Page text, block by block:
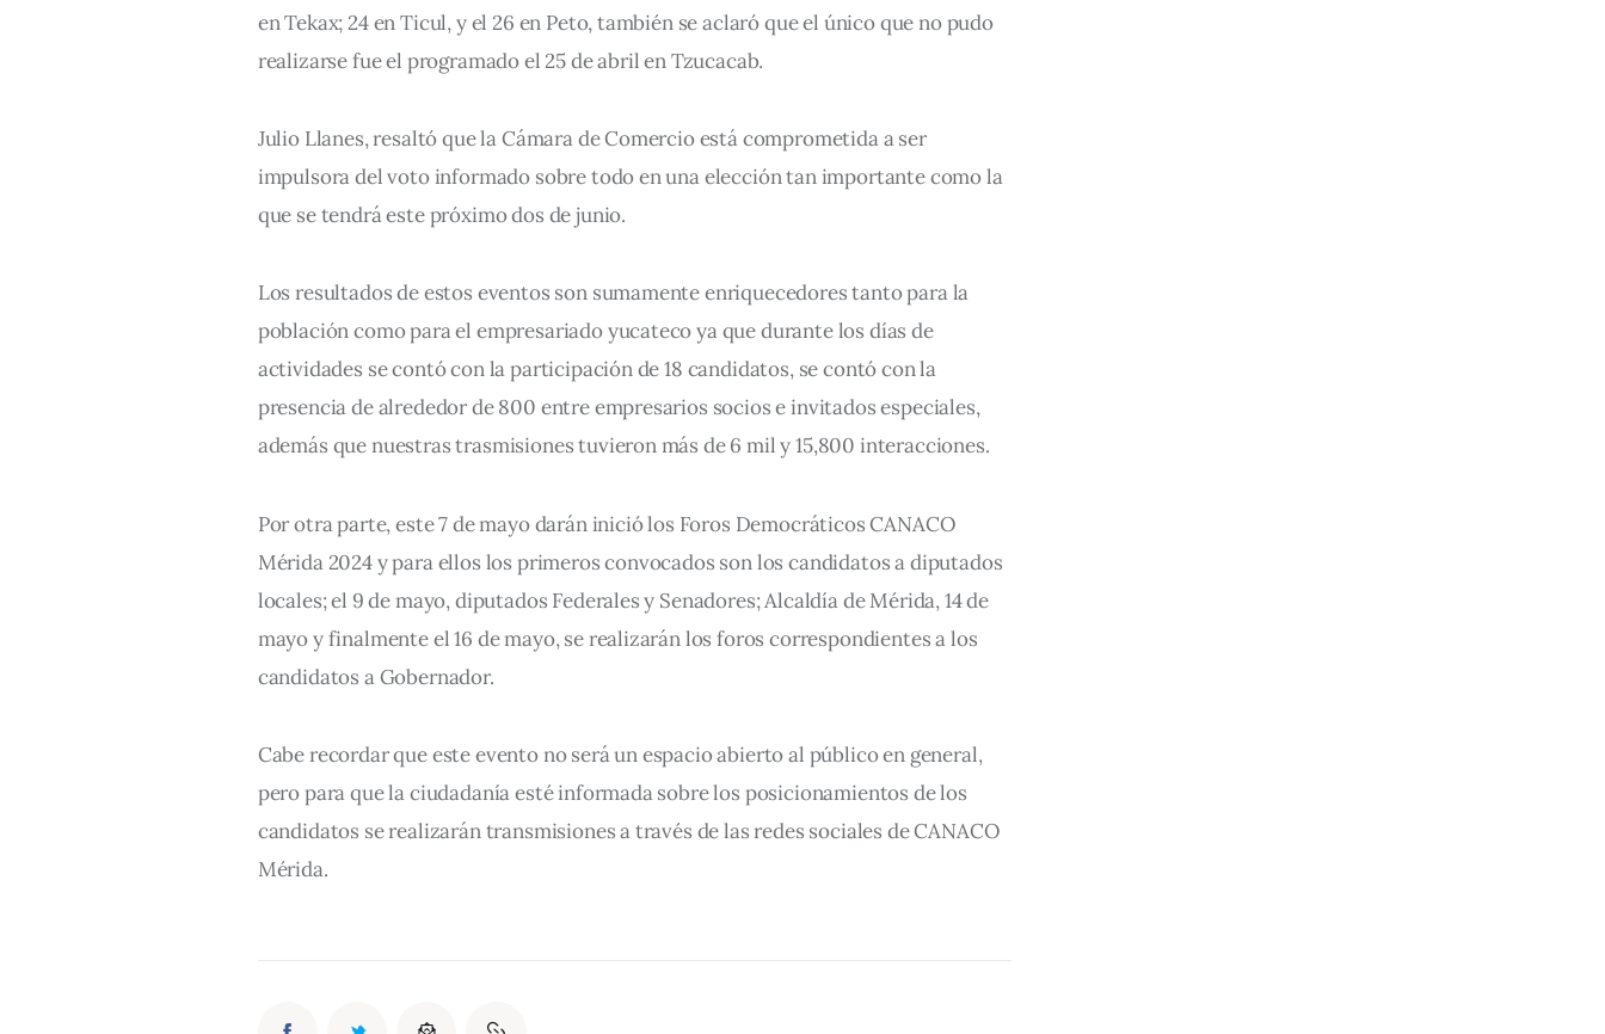
en Tekax; 24 en Ticul, y el 26 en Peto, también se aclaró que el único que no pudo
realizarse fue el programado el 25 de abril en Tzucacab.
Julio Llanes, resaltó que la Cámara de Comercio está comprometida a ser
impulsora del voto informado sobre todo en una elección tan importante como la
que se tendrá este próximo dos de junio.
Los resultados de estos eventos son sumamente enriquecedores tanto para la
población como para el empresariado yucateco ya que durante los días de
actividades se contó con la participación de 18 candidatos, se contó con la
presencia de alrededor de 800 entre empresarios socios e invitados especiales,
además que nuestras trasmisiones tuvieron más de 6 mil y 15,800 interacciones.
Por otra parte, este 7 de mayo darán inició los Foros Democráticos CANACO
Mérida 2024 y para ellos los primeros convocados son los candidatos a diputados
locales; el 9 de mayo, diputados Federales y Senadores; Alcaldía de Mérida, 14 de
mayo y finalmente el 16 de mayo, se realizarán los foros correspondientes a los
candidatos a Gobernador.
Cabe recordar que este evento no será un espacio abierto al público en general,
pero para que la ciudadanía esté informada sobre los posicionamientos de los
candidatos se realizarán transmisiones a través de las redes sociales de CANACO
Mérida.